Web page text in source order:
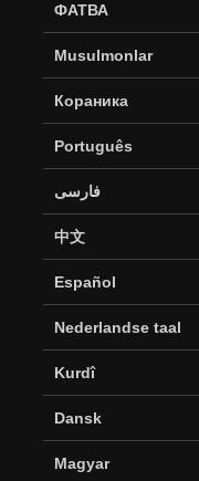
ФАТВА
Musulmonlar
Кораника
Português
فارسی
中文
Español
Nederlandse taal
Kurdî
Dansk
Magyar